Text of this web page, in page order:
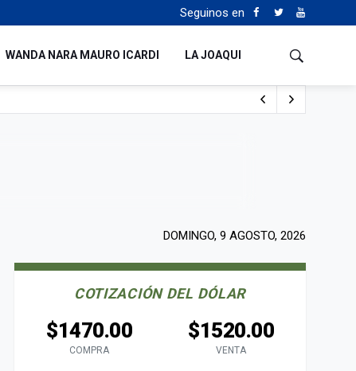
Seguinos en
WANDA NARA MAURO ICARDI LA JOAQUI
DOMINGO, 9 AGOSTO, 2026
COTIZACIÓN DEL DÓLAR
$1470.00
COMPRA
$1520.00
VENTA